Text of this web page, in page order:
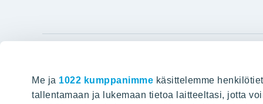
Me ja 1022 kumppanimme käsittelemme
tallentamaan ja lukemaan tietoa laitteeltasi, jotta
Hyvin rakennettu huominen
Tietoa